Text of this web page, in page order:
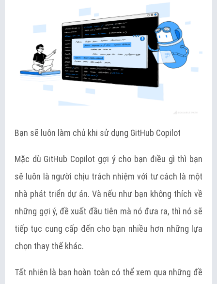
Bạn sẽ luôn làm chủ khi sử dụng GitHub Copilot
Mặc dù GitHub Copilot gợi ý cho bạn điều gì thì bạn
sẽ luôn là người chịu trách nhiệm với tư cách là một
nhà phát triển dự án. Và nếu như bạn không thích về
những gợi ý, đề xuất đầu tiên mà nó đưa ra, thì nó sẽ
tiếp tục cung cấp đến cho bạn nhiều hơn những lựa
chọn thay thế khác.
Tất nhiên là bạn hoàn toàn có thể xem qua những đề